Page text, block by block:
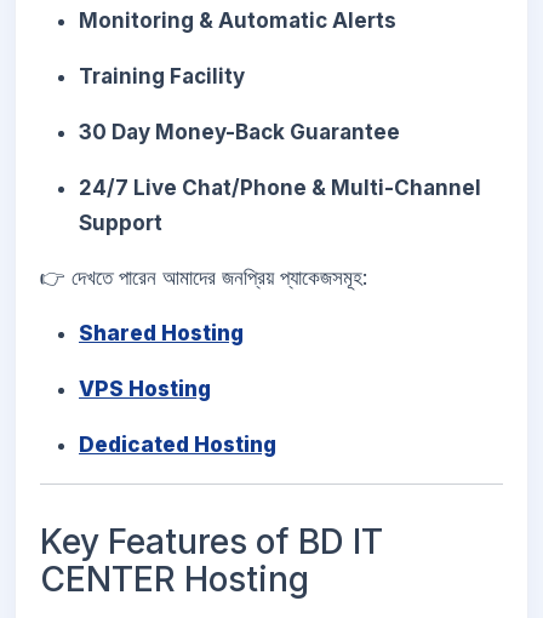
Monitoring & Automatic Alerts
Training Facility
30 Day Money-Back Guarantee
24/7 Live Chat/Phone & Multi-Channel
Support
👉 দেখতে পারেন আমাদের জনপ্রিয় প্যাকেজসমূহ:
Shared Hosting
VPS Hosting
Dedicated Hosting
Key Features of BD IT
CENTER Hosting